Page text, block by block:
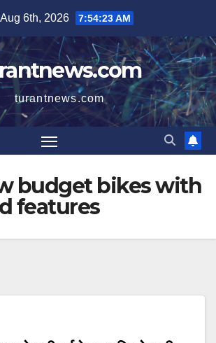
6th, 2026 7:54:23 AM
turantnews.com
budget bikes with
features